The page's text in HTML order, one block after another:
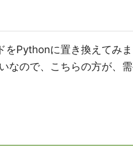
Pythonに置き換えてみま
ので、こちらの方が、需